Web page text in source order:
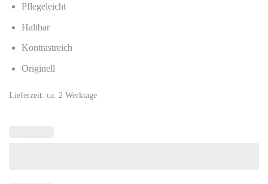
Pflegeleicht
Haltbar
Kontrastreich
Originell
Lieferzeit: ca. 2 Werktage